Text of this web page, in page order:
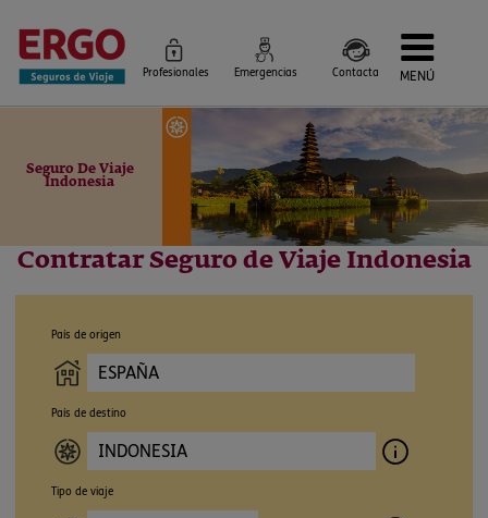
Profesionales Emergencias Contacta MENÚ
Más Seguros
Siniestros e Instrucciones
Seguro De Viaje
Indonesia
Contratar Seguro de Viaje Indonesia
País de origen
País de destino
Tipo de viaje